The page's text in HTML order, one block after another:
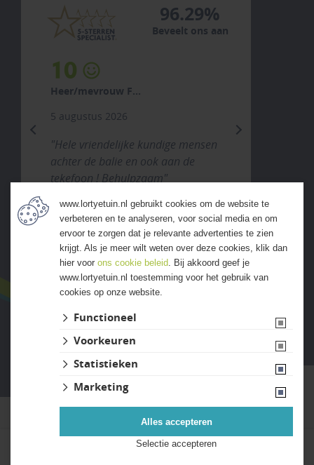
Kies uw bestelaantal
96.29%
Beveelt ons aan
10
Heer/mevrouw F...
5 augustus 2026
"Hele vriendelijke kundige mensen
achter de balie en ook aan de
tekefoon ! Behulpzaam"
previous next
ALLE ERVARINGEN
Website ontwikkeld door Lined
www.lortyetuin.nl gebruikt cookies om de website te
verbeteren en te analyseren, voor social media en om
ervoor te zorgen dat je relevante advertenties te zien
krijgt. Als je meer wilt weten over deze cookies, klik dan
hier voor ons cookie beleid. Bij akkoord geef je
www.lortyetuin.nl toestemming voor het gebruik van
cookies op onze website.
Functioneel
Voorkeuren
Statistieken
Marketing
Selectie accepteren
Alles accepteren